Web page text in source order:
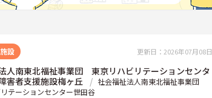
設 更新日：2026年07月08日
人南東北福祉事業団 東京リハビリテーションセンタ
害者支援施設梅ヶ丘
社会福祉法人南東北福祉事業団
テーションセンター世田谷